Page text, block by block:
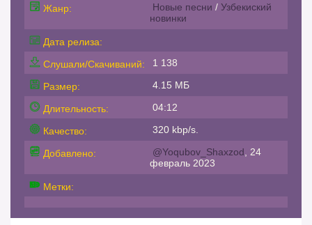
Жанр: Новые песни / Узбекиский
новинки
Дата релиза:
Слушали/Скачиваний:
1 138
Размер: 4.15 МБ
Длительность: 04:12
Качество: 320 kbp/s.
Добавлено: @Yoqubov_Shaxzod , 24
февраль 2023
Метки: